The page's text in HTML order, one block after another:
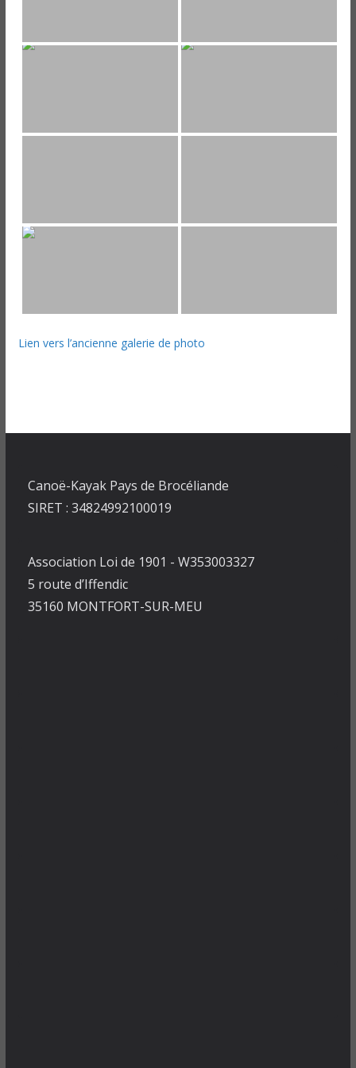
Lien vers l’ancienne galerie de photo
Canoë-Kayak Pays de Brocéliande
SIRET : 34824992100019
Association Loi de 1901 - W353003327
5 route d’Iffendic
35160 MONTFORT-SUR-MEU